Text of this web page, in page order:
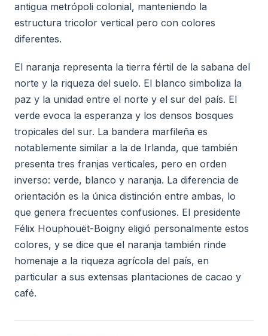
antigua metrópoli colonial, manteniendo la
estructura tricolor vertical pero con colores
diferentes.
El naranja representa la tierra fértil de la sabana del
norte y la riqueza del suelo. El blanco simboliza la
paz y la unidad entre el norte y el sur del país. El
verde evoca la esperanza y los densos bosques
tropicales del sur. La bandera marfileña es
notablemente similar a la de Irlanda, que también
presenta tres franjas verticales, pero en orden
inverso: verde, blanco y naranja. La diferencia de
orientación es la única distinción entre ambas, lo
que genera frecuentes confusiones. El presidente
Félix Houphouët-Boigny eligió personalmente estos
colores, y se dice que el naranja también rinde
homenaje a la riqueza agrícola del país, en
particular a sus extensas plantaciones de cacao y
café.